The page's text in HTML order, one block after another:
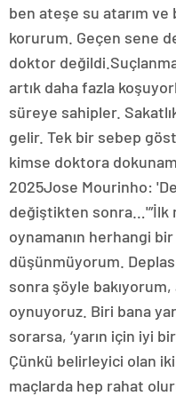
ben ateşe su atarım ve
korurum. Geçen sene
doktor
artık daha fazla
süreye sahipler.
gelir. Tek bir sebep
kimse doktora
2025Jose Mourinho:
değiştikten sonra…'”İlk
oynamanın herhangi
düşünmüyorum.
sonra şöyle bakıyorum,
oynuyoruz. Biri bana
sorarsa, ‘yarın için iyi
Çünkü belirleyici olan
maçlarda hep rahat